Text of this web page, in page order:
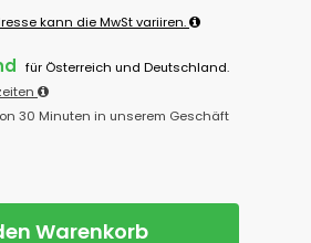
kann die MwSt variiren.
für Österreich und Deutschland.
30 Minuten in unserem Geschäft
Warenkorb